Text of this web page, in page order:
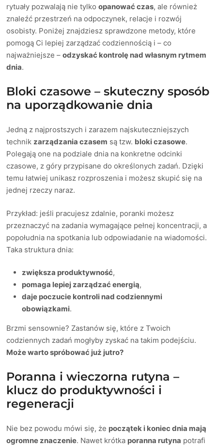
rytuały pozwalają nie tylkoopanować czas, ale również
znaleźć przestrzeń na odpoczynek, relacje i rozwój
osobisty. Poniżej znajdziesz sprawdzone metody, które
pomogą Ci lepiej zarządzać codziennością i – co
najważniejsze –odzyskać kontrolę nad własnym rytmem
dnia.
Bloki czasowe – skuteczny sposób
na uporządkowanie dnia
Jedną z najprostszych i zarazem najskuteczniejszych
technikzarządzania czasem są tzw. bloki czasowe.
Polegają one na podziale dnia na konkretne odcinki
czasowe, z góry przypisane do określonych zadań. Dzięki
temu łatwiej unikasz rozproszenia i możesz skupić się na
jednej rzeczy naraz.
Przykład: jeśli pracujesz zdalnie, poranki możesz
przeznaczyć na zadania wymagające pełnej koncentracji, a
popołudnia na spotkania lub odpowiadanie na wiadomości.
Taka struktura dnia:
zwiększa produktywność,
pomaga lepiej zarządzać energią,
daje poczucie kontroli nad codziennymi
obowiązkami.
Brzmi sensownie? Zastanów się, które z Twoich
codziennych zadań mogłyby zyskać na takim podejściu.
Może warto spróbować już jutro?
Poranna i wieczorna rutyna –
klucz do produktywności i
regeneracji
Nie bez powodu mówi się, że początek i koniec dnia mają
ogromne znaczenie. Nawet krótka poranna rutyna potrafi